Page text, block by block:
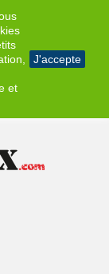
et
J'accepte